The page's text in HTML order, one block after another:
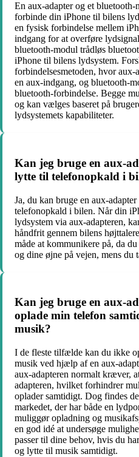
En aux-adapter og et
forbinde din iPhone til bilens
en fysisk forbindelse mellem
indgang for at overføre
bluetooth-modul trådløs
iPhone til bilens lydsystem.
forbindelsesmetoden, hvor
en aux-indgang, og bluetooth-
bluetooth-forbindelse. Begge
og kan vælges baseret på
lydsystemets kapabiliteter.
Kan jeg bruge en aux-
lytte til telefonopkald i
Ja, du kan bruge en aux-
telefonopkald i bilen. Når din
lydsystem via aux-adapteren,
håndfrit gennem bilens
måde at kommunikere på, da
og dine øjne på vejen, mens du
Kan jeg bruge en aux-
oplade min telefon
musik?
I de fleste tilfælde kan du ikke
musik ved hjælp af en aux-
aux-adapteren normalt kræver,
adapteren, hvilket forhindrer
oplader samtidigt. Dog findes
markedet, der har både en
muliggør opladning og
en god idé at undersøge
passer til dine behov, hvis du
og lytte til musik samtidigt.